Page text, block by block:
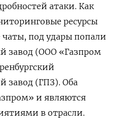
атаки. Как
ресурсы
под удары попали
завод (ООО «Газпром
завод (ГПЗ). Оба
и являются
в отрасли.